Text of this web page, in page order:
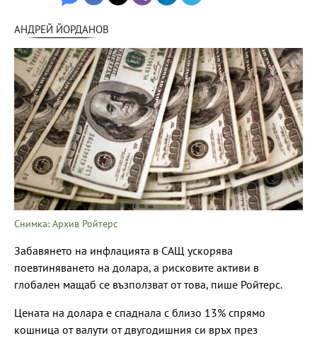
АНДРЕЙ ЙОРДАНОВ
Снимка: Архив Ройтерс
Забавянето на инфлацията в САЩ ускорява
поевтиняването на долара, а рисковите активи в
глобален мащаб се възползват от това, пише Ройтерс.
Цената на долара е спаднала с близо 13% спрямо
кошница от валути от двугодишния си връх през